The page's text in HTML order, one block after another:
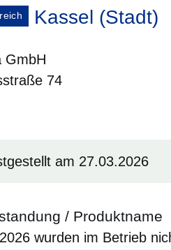
Kassel (Stadt)
GmbH
74
am 27.03.2026
/ Produktname
wurden im Betrieb